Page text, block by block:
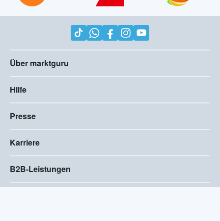
Über marktguru
Hilfe
Presse
Karriere
B2B-Leistungen